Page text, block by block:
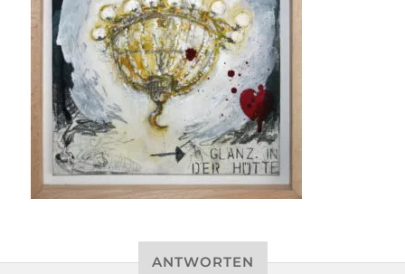
ANTWORTEN